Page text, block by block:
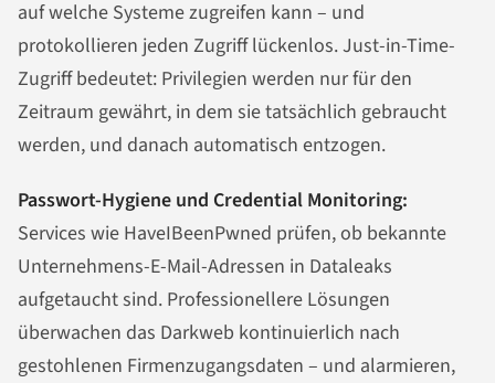
auf welche Systeme zugreifen kann – und
protokollieren jeden Zugriff lückenlos. Just-in-Time-
Zugriff bedeutet: Privilegien werden nur für den
Zeitraum gewährt, in dem sie tatsächlich gebraucht
werden, und danach automatisch entzogen.
Passwort-Hygiene und Credential Monitoring:
Services wie HaveIBeenPwned prüfen, ob bekannte
Unternehmens-E-Mail-Adressen in Dataleaks
aufgetaucht sind. Professionellere Lösungen
überwachen das Darkweb kontinuierlich nach
gestohlenen Firmenzugangsdaten – und alarmieren,